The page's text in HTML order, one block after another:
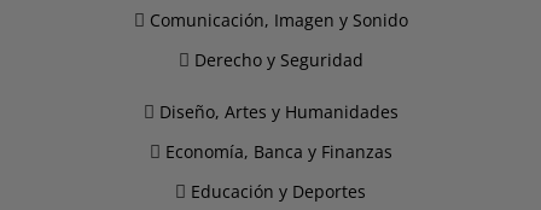
Comunicación, Imagen y Sonido
Derecho y Seguridad
Diseño, Artes y Humanidades
Economía, Banca y Finanzas
Educación y Deportes